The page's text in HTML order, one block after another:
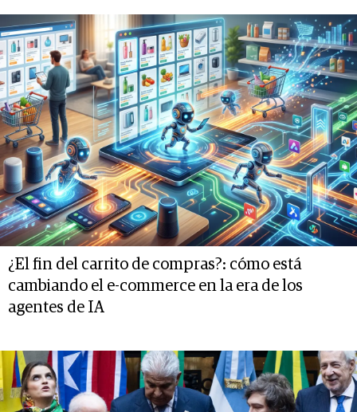
¿El fin del carrito de compras?: cómo está
cambiando el e-commerce en la era de los
agentes de IA